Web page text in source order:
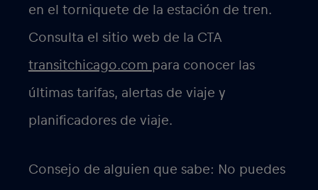
en el torniquete de la estación de tren.
Consulta el sitio web de la CTA
transitchicago.com para conocer las
últimas tarifas, alertas de viaje y
planificadores de viaje.
Consejo de alguien que sabe: No puedes